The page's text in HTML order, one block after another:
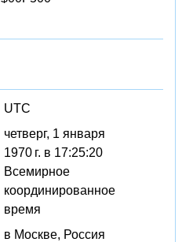
UTC
четверг, 1 января
1970 г. в 17:25:20
Всемирное
координированное
время
в Москве, Россия